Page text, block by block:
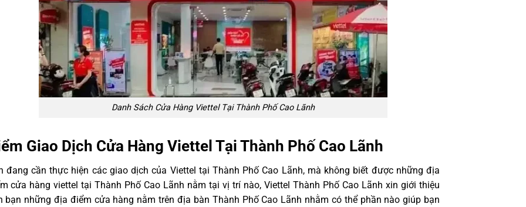
Danh Sách Cửa Hàng Viettel Tại Thành Phố Cao Lãnh
Giao Dịch Cửa Hàng Viettel Tại Thành Phố Cao Lãnh
đang cần thực hiện các giao dịch của Viettel tại Thành Phố Cao Lãnh, mà không biết được những địa
cửa hàng viettel tại Thành Phố Cao Lãnh nằm tại vị trí nào, Viettel Thành Phố Cao Lãnh xin giới thiệu
bạn những địa điểm cửa hàng nằm trên địa bàn Thành Phố Cao Lãnh nhằm có thể phần nào giúp bạn